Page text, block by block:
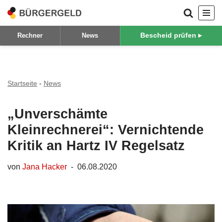
Zum
Inhalt
Rechner News Bescheid prüfen ▸
Startseite - News
„Unverschämte
Kleinrechnerei“: Vernichtende
Kritik an Hartz IV Regelsatz
von Jana Hacker 06.08.2020